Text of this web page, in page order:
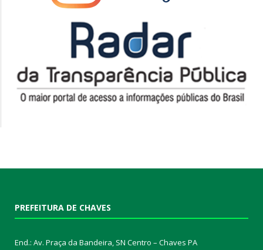
PREFEITURA DE CHAVES
End.: Av. Praça da Bandeira, SN Centro – Chaves PA